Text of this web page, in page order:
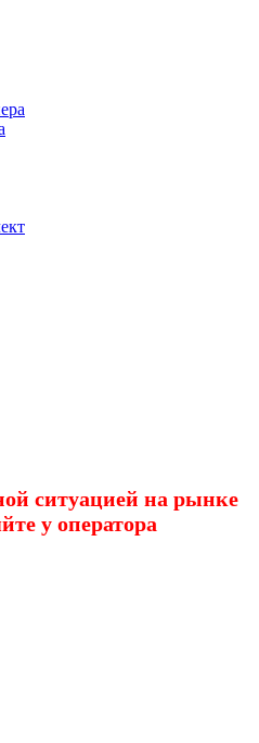
ситуацией на рынке
у оператора